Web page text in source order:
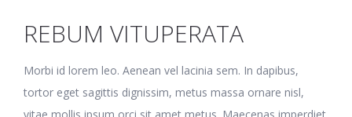
REBUM VITUPERATA
Morbi id lorem leo. Aenean vel lacinia sem. In dapibus,
tortor eget sagittis dignissim, metus massa ornare nisl,